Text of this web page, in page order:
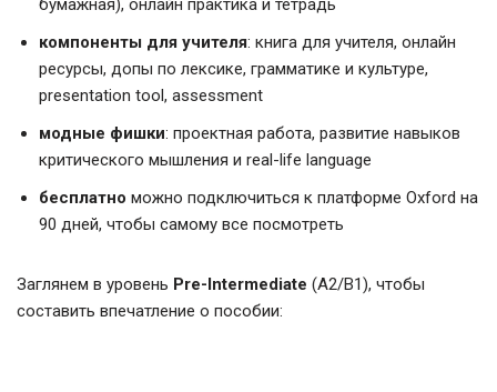
бумажная), онлайн практика и тетрадь
компоненты для учителя: книга для учителя, онлайн
ресурсы, допы по лексике, грамматике и культуре,
presentation tool, assessment
модные фишки: проектная работа, развитие навыков
критического мышления и real-life language
бесплатно можно подключиться к платформе Oxford на
90 дней, чтобы самому все посмотреть
Заглянем в уровень Pre-Intermediate (A2/B1), чтобы
составить впечатление о пособии: